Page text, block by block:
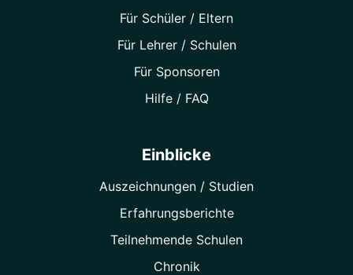
Für Schüler / Eltern
Für Lehrer / Schulen
Für Sponsoren
Hilfe / FAQ
Einblicke
Auszeichnungen / Studien
Erfahrungsberichte
Teilnehmende Schulen
Chronik